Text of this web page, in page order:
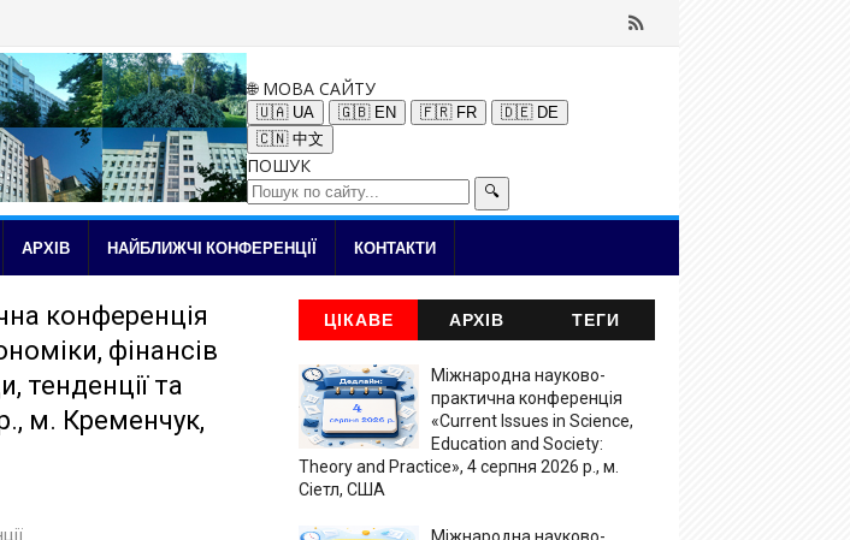
🌐 МОВА САЙТУ
🇺🇦 UA 🇬🇧 EN 🇫🇷 FR
🇩🇪 DE
🇨🇳 中文
ПОШУК
🔍
Підписка на новини
АРХІВ НАЙБЛИЖЧІ КОНФЕРЕНЦІЇ КОНТАКТИ
конференція
фінансів
тенденції та
м. Кременчук,
ЦІКАВЕ АРХІВ ТЕГИ
Міжнародна науково-
практична конференція
«Current Issues in Science,
Education and Society:
Theory and Practice», 4 серпня 2026 р., м.
Сіетл, США